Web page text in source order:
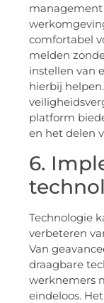
management
comfortabel
melden
instellen van
hierbij
platform
en het delen
6.
Technologie
verbeteren
Van
draagbare
werknemers
eindeloos.